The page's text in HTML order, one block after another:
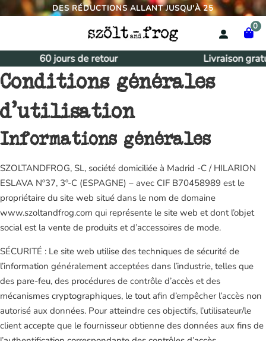
DES RÉDUCTIONS ALLANT JUSQU'À 25
0
60 jours de retour Livraison
Conditions générales
d’utilisation
Informations générales
SZOLTANDFROG, SL, société domiciliée à Madrid -C / HILARION
ESLAVA Nº37, 3º-C (ESPAGNE) – avec CIF B70458989 est le
propriétaire du site web situé dans le nom de domaine
www.szoltandfrog.com qui représente le site web et dont l’objet
social est la vente de produits et d’accessoires de mode.
SÉCURITÉ : Le site web utilise des techniques de sécurité de
l’information généralement acceptées dans l’industrie, telles que
des pare-feu, des procédures de contrôle d’accès et des
mécanismes cryptographiques, le tout afin d’empêcher l’accès non
autorisé aux données. Pour atteindre ces objectifs, l’utilisateur/le
client accepte que le fournisseur obtienne des données aux fins de